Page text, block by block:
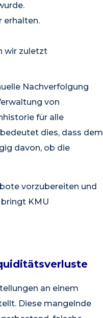
erhalten.
wir zuletzt
Nachverfolgung
von
für alle
dies, dass dem
davon, ob die
vorzubereiten und
bringt KMU
an einem
Diese mangelnde